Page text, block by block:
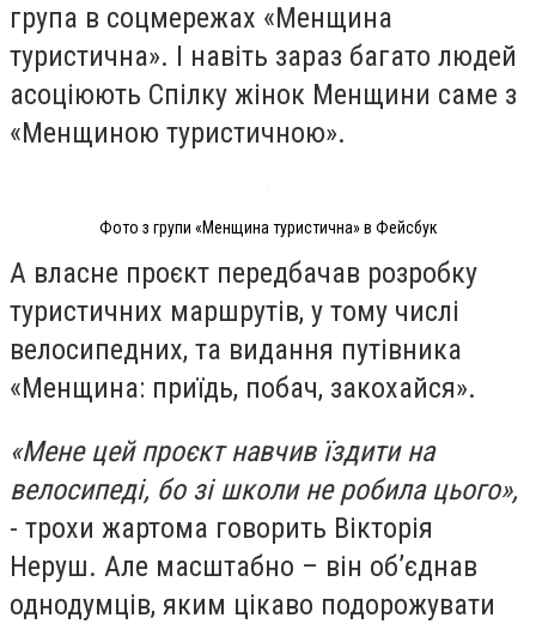
група в соцмережах «Менщина
туристична». І навіть зараз багато людей
асоціюють Спілку жінок Менщини саме з
«Менщиною туристичною».
Фото з групи «Менщина туристична» в Фейсбук
А власне проєкт передбачав розробку
туристичних маршрутів, у тому числі
велосипедних, та видання путівника
«Менщина: приїдь, побач, закохайся».
«Мене цей проєкт навчив їздити на
велосипеді, бо зі школи не робила цього»,
- трохи жартома говорить Вікторія
Неруш. Але масштабно – він обʼєднав
однодумців, яким цікаво подорожувати